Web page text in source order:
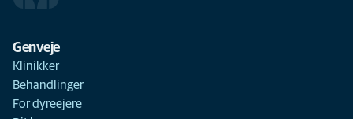
Du
Genveje
Klinikker
Behandlinger
For dyreejere